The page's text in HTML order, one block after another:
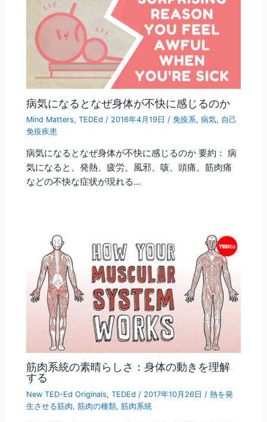
病気になるとなぜ身体が不快に感じるのか
Mind Matters,TEDEd / 2016年4月19日 /免疫系,病気, 自己
免疫疾患
病気になるとなぜ身体が不快に感じるのか 要約： 病
気になると、発熱、疲労、風邪、咳、頭痛、筋肉痛
などの不快な症状が現れる…
筋肉系統の素晴らしさ：身体の動きを理解
する
New TED-Ed Originals,TEDEd / 2017年10月26日 /熱を発
生させる筋肉,筋肉の種類,筋肉系統